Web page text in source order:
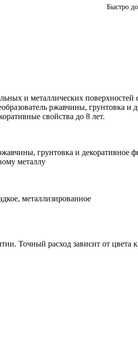
Быстро
и металлических
ржавчины, грунтовка
свойства до 8 лет.
грунтовка и декоративное
металлу
металлизированное
Точный расход зависит от цвета